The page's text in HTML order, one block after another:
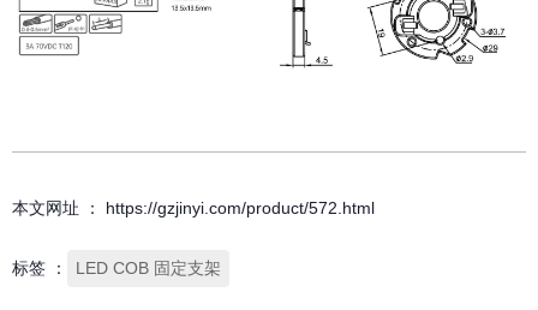
本文网址 ： https://gzjinyi.com/product/572.html
标签 ： LED COB 固定支架